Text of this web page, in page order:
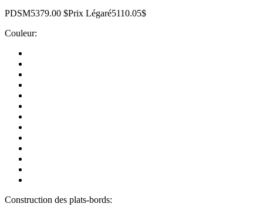
PDSM5379.00 $Prix Légaré5110.05$
Couleur:
Construction des plats-bords: